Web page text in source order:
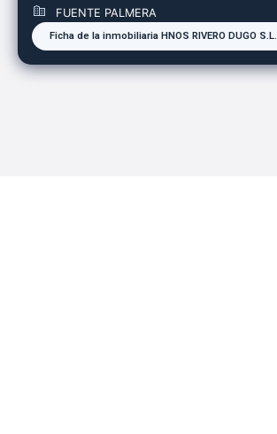
FUENTE PALMERA
Ficha de la inmobiliaria HNOS RIVERO DUGO S.L.